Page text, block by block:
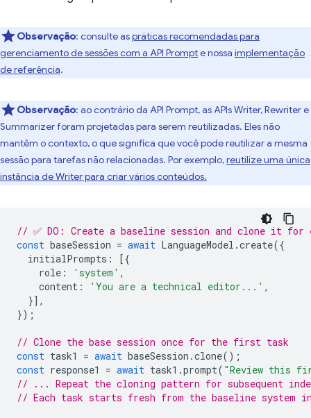
Observação: consulte aspráticas recomendadas para
gerenciamento de sessões com a API Prompte nossa implementação
de referência.
Observação: ao contrário da API Prompt, as APIs Writer, Rewriter e
Summarizer foram projetadas para serem reutilizadas. Eles não
mantêm o contexto, o que significa que você pode reutilizar a mesma
sessão para tarefas não relacionadas. Por exemplo,reutilize uma única
instância de Writer para criar vários conteúdos.
// ✅ DO: Create a baseline session and clone it for
const baseSession = await LanguageModel .create({
initialPrompts :
[{
role : 'system' ,
content : 'You are a technical editor...' ,
}],
});
// Clone the base session once for the first task
const task1 = await baseSession .clone();
const response1 = await task1 .prompt( "Review this
// ... Repeat the cloning pattern for subsequent
// Each task starts fresh from the baseline system